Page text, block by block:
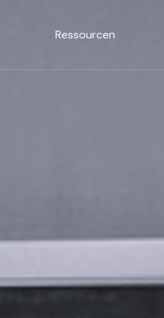
Ressourcen